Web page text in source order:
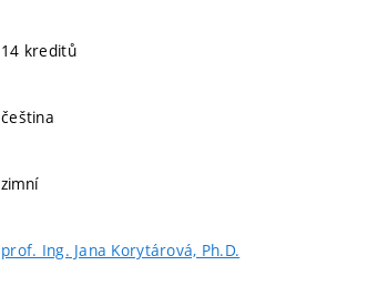
14 kreditů
čeština
zimní
prof. Ing. Jana Korytárová, Ph.D.